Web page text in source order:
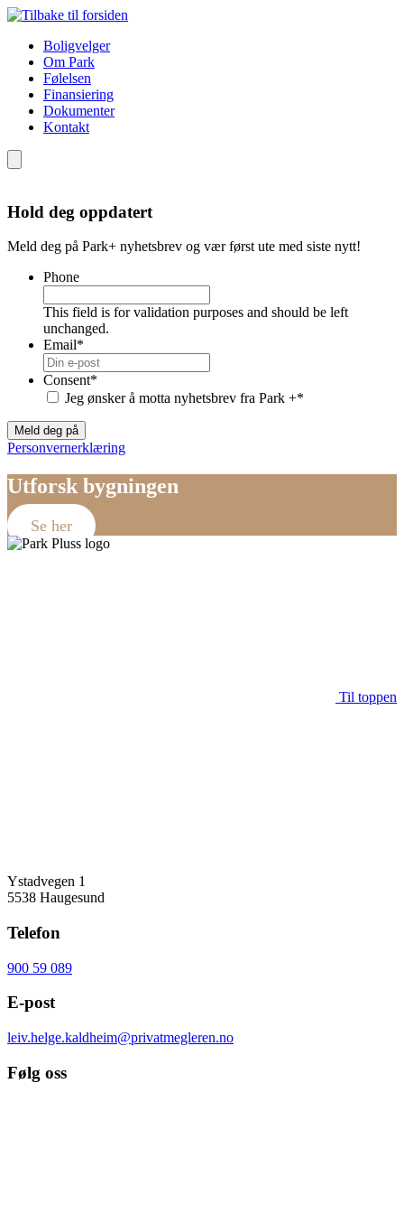
Boligvelger
Om Park
Følelsen
Finansiering
Dokumenter
Kontakt
Hold deg oppdatert
Meld deg på Park+ nyhetsbrev og vær først ute med siste nytt!
Phone
This field is for validation purposes and should be left
unchanged.
Email*
Consent*
Jeg ønsker å motta nyhetsbrev fra Park +*
Meld deg på
Personvernerklæring
Utforsk bygningen
Se her
Til toppen
Adresse
Ystadvegen 1
5538 Haugesund
Telefon
900 59 089
E-post
leiv.helge.kaldheim@privatmegleren.no
Følg oss